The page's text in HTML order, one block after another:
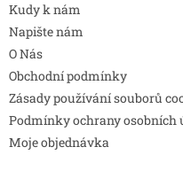
Kudy k nám
Napište nám
O Nás
Obchodní podmínky
Zásady používání souborů
Podmínky ochrany osobních
Moje objednávka